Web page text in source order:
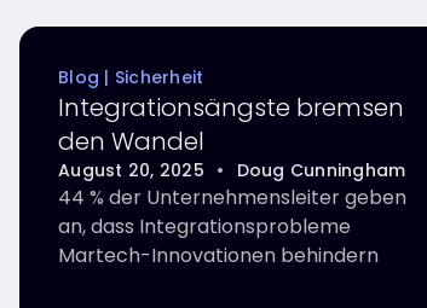
Blog | Sicherheit
Integrationsängste bremsen
den Wandel
August 20, 2025 • Doug Cunningham
44 % der Unternehmensleiter geben
an, dass Integrationsprobleme
Martech-Innovationen behindern